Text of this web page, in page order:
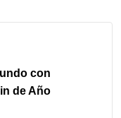
con
de Año